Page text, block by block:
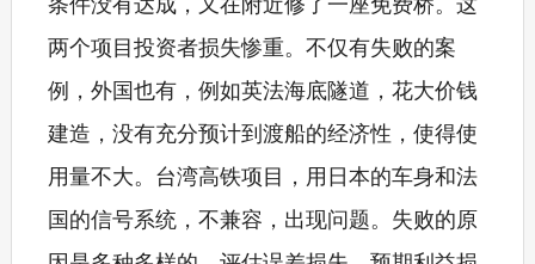
两个项目投资者损失惨重。不仅有失败的案
例，外国也有，例如英法海底隧道，花大价钱
建造，没有充分预计到渡船的经济性，使得使
用量不大。台湾高铁项目，用日本的车身和法
国的信号系统，不兼容，出现问题。失败的原